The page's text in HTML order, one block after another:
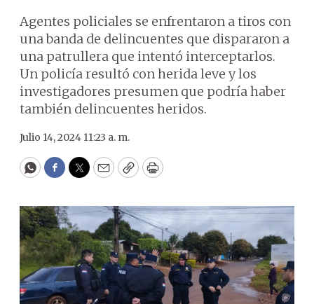
Agentes policiales se enfrentaron a tiros con
una banda de delincuentes que dispararon a
una patrullera que intentó interceptarlos.
Un policía resultó con herida leve y los
investigadores presumen que podría haber
también delincuentes heridos.
Julio 14, 2024 11:23 a. m.
WhatsApp
Facebook
Twitter
EmailCopyPrint